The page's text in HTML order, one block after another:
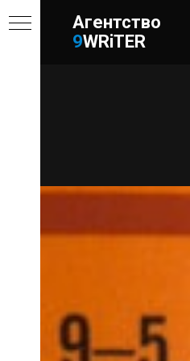
Агентство
9WRiTER